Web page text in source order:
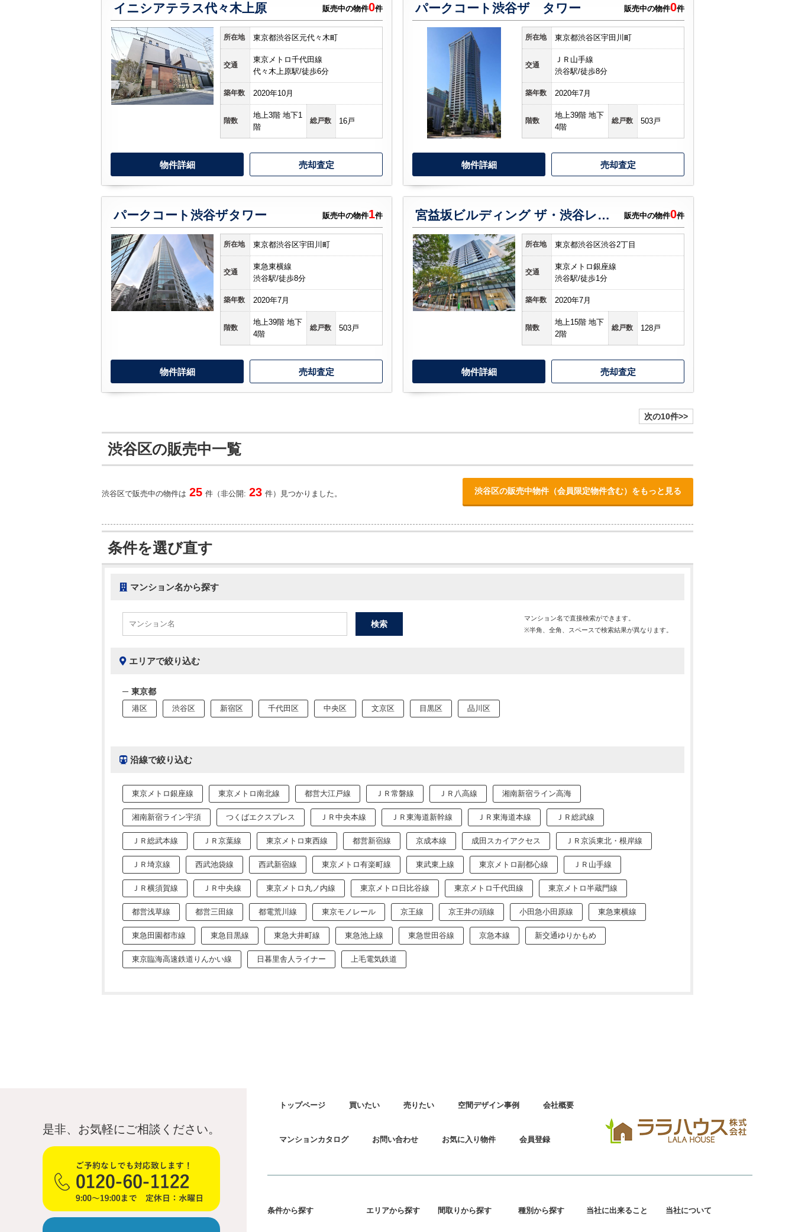
イニシアテラス代々木上原 販売中の物件0件
所在地 東京都渋谷区元代々木町
交通
東京メトロ千代田線
代々木上原駅/徒歩6分
築年数 2020年10月
階数
地上3階 地下1
階
総戸数 16戸
物件詳細 売却査定
パークコート渋谷ザ タワー 販売中の物件0件
所在地 東京都渋谷区宇田川町
交通
ＪＲ山手線
渋谷駅/徒歩8分
築年数 2020年7月
階数
地上39階 地下
4階
総戸数 503戸
物件詳細 売却査定
パークコート渋谷ザタワー 販売中の物件1件
所在地 東京都渋谷区宇田川町
交通
東急東横線
渋谷駅/徒歩8分
築年数 2020年7月
階数
地上39階 地下
4階
総戸数 503戸
物件詳細 売却査定
宮益坂ビルディング ザ・渋谷レジデンス 販売中の物件0件
所在地 東京都渋谷区渋谷2丁目
交通
東京メトロ銀座線
渋谷駅/徒歩1分
築年数 2020年7月
階数
地上15階 地下
2階
総戸数 128戸
物件詳細 売却査定
次の10件>>
渋谷区の販売中一覧
渋谷区で販売中の物件は 25 件（非公開: 23 件）見つかりました。 渋谷区の販売中物件（会員限定物件含む）をもっと見る
条件を選び直す
マンション名から探す
マンション名で直接検索ができます。
※半角、全角、スペースで検索結果が異なります。
エリアで絞り込む
東京都
港区 渋谷区 新宿区 千代田区 中央区 文京区 目黒区 品川区
沿線で絞り込む
東京メトロ銀座線 東京メトロ南北線 都営大江戸線 ＪＲ常磐線 ＪＲ八高線 湘南新宿ライン高海
湘南新宿ライン宇須 つくばエクスプレス ＪＲ中央本線 ＪＲ東海道新幹線 ＪＲ東海道本線 ＪＲ総武線
ＪＲ総武本線 ＪＲ京葉線 東京メトロ東西線 都営新宿線 京成本線 成田スカイアクセス ＪＲ京浜東北・根岸線
ＪＲ埼京線 西武池袋線 西武新宿線 東京メトロ有楽町線 東武東上線 東京メトロ副都心線 ＪＲ山手線
ＪＲ横須賀線 ＪＲ中央線 東京メトロ丸ノ内線 東京メトロ日比谷線 東京メトロ千代田線 東京メトロ半蔵門線
都営浅草線 都営三田線 都電荒川線 東京モノレール 京王線 京王井の頭線 小田急小田原線 東急東横線
東急田園都市線 東急目黒線 東急大井町線 東急池上線 東急世田谷線 京急本線 新交通ゆりかもめ
東京臨海高速鉄道りんかい線 日暮里舎人ライナー 上毛電気鉄道
是非、お気軽にご相談ください。
トップページ 買いたい 売りたい 空間デザイン事例 会社概要
マンションカタログ お問い合わせ お気に入り物件 会員登録
条件から探す エリアから探す 間取りから探す 種別から探す 当社に出来ること 当社について